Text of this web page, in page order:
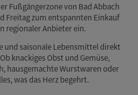
Fußgängerzone von Bad Abbach
Freitag zum entspannten Einkauf
regionaler Anbieter ein.
und saisonale Lebensmittel direkt
knackiges Obst und Gemüse,
hausgemachte Wurstwaren oder
was das Herz begehrt.